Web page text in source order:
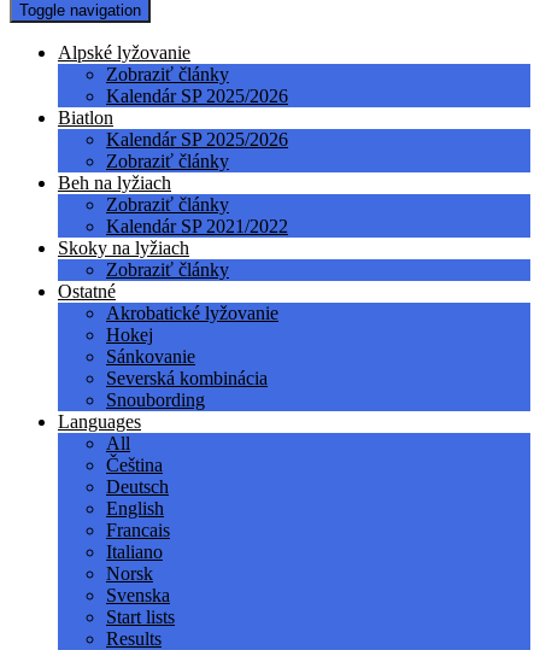
Toggle navigation
Alpské lyžovanie
Zobraziť články
Kalendár SP 2025/2026
Biatlon
Kalendár SP 2025/2026
Zobraziť články
Beh na lyžiach
Zobraziť články
Kalendár SP 2021/2022
Skoky na lyžiach
Zobraziť články
Ostatné
Akrobatické lyžovanie
Hokej
Sánkovanie
Severská kombinácia
Snoubording
Languages
All
Čeština
Deutsch
English
Francais
Italiano
Norsk
Svenska
Start lists
Results